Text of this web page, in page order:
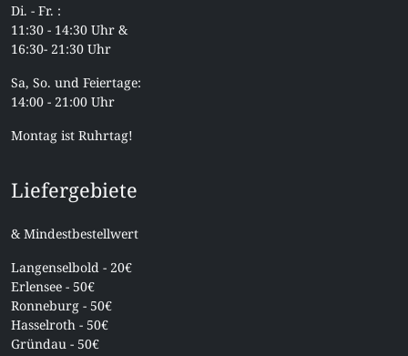
Di. - Fr. :
11:30 - 14:30 Uhr &
16:30- 21:30 Uhr
Sa, So. und Feiertage:
14:00 - 21:00 Uhr
Montag ist Ruhrtag!
Liefergebiete
& Mindestbestellwert
Langenselbold - 20€
Erlensee - 50€
Ronneburg - 50€
Hasselroth - 50€
Gründau - 50€